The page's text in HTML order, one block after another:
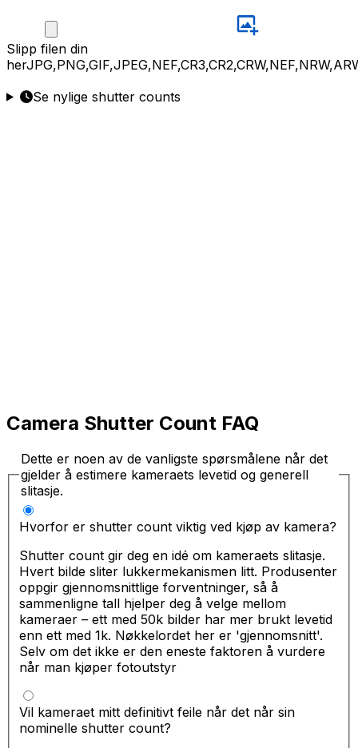
Slipp filen din
her
Se nylige shutter counts
Camera Shutter Count FAQ
Dette er noen av de vanligste spørsmålene når det
gjelder å estimere kameraets levetid og generell
slitasje.
Hvorfor er shutter count viktig ved kjøp av kamera?
Shutter count gir deg en idé om kameraets slitasje.
Hvert bilde sliter lukkermekanismen litt. Produsenter
oppgir gjennomsnittlige forventninger, så å
sammenligne tall hjelper deg å velge mellom
kameraer – ett med 50k bilder har mer brukt levetid
enn ett med 1k. Nøkkelordet her er 'gjennomsnitt'.
Selv om det ikke er den eneste faktoren å vurdere
når man kjøper fotoutstyr
Vil kameraet mitt definitivt feile når det når sin
nominelle shutter count?